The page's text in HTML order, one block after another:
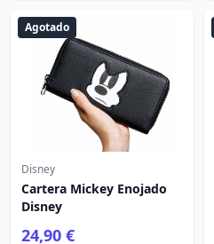
Agotado
Disney
Cartera Mickey Enojado
Disney
24,90 €